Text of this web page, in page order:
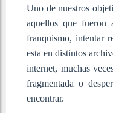
Uno de nuestros
aquellos que fueron
franquismo, intentar
esta en distintos
internet, muchas
fragmentada o
encontrar.